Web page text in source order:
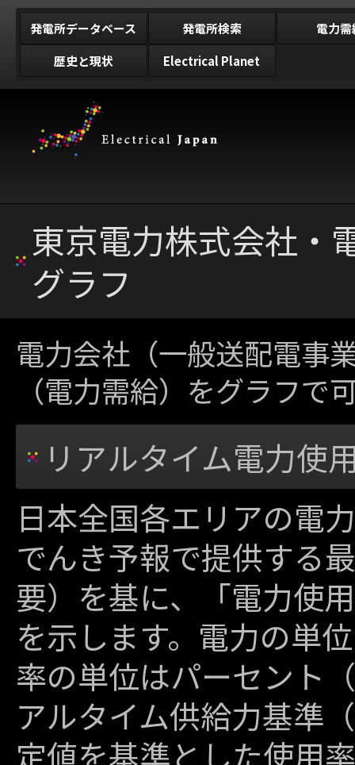
発電所データベース 発電所検索
電力需
歴史と現状
Electrical Planet
東京電力株式会社・
グラフ
電力会社（一般送配電事
（電力需給）をグラフで
リアルタイム電力使
日本全国各エリアの電
でんき予報で提供する
要）を基に、「電力使
を示します。電力の単
率の単位はパーセント
アルタイム供給力基準（
定値を基準とした使用